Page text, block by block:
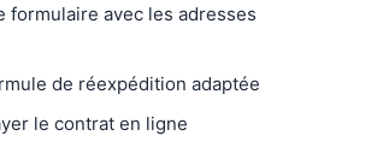
formulaire avec les adresses
de réexpédition adaptée
le contrat en ligne